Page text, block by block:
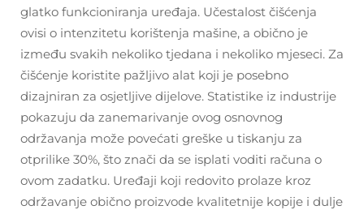
glatko funkcioniranja uređaja. Učestalost čišćenja
ovisi o intenzitetu korištenja mašine, a obično je
između svakih nekoliko tjedana i nekoliko mjeseci. Za
čišćenje koristite pažljivo alat koji je posebno
dizajniran za osjetljive dijelove. Statistike iz industrije
pokazuju da zanemarivanje ovog osnovnog
održavanja može povećati greške u tiskanju za
otprilike 30%, što znači da se isplati voditi računa o
ovom zadatku. Uređaji koji redovito prolaze kroz
održavanje obično proizvode kvalitetnije kopije i dulje